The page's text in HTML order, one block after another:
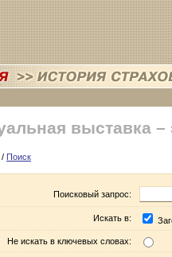
выставка –
/ Поиск
Поисковый запрос:
Искать в:
Не искать в ключевых словах: